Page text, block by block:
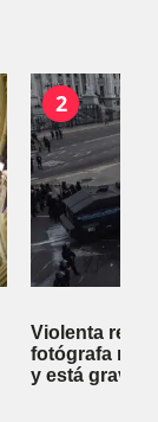
2
Violenta
fotógrafa
y está